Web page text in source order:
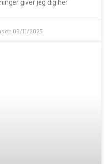
giver jeg dig her
09/11/2025